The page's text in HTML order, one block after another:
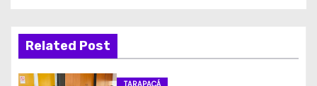
g
a
Related Post